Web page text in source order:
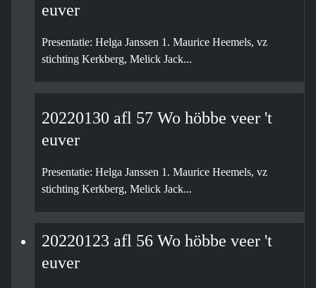
euver
Presentatie: Helga Janssen 1. Maurice Heemels, vz
stichting Kerkberg, Melick Jack...
20220130 afl 57 Wo höbbe veer 't
euver
Presentatie: Helga Janssen 1. Maurice Heemels, vz
stichting Kerkberg, Melick Jack...
20220123 afl 56 Wo höbbe veer 't
euver